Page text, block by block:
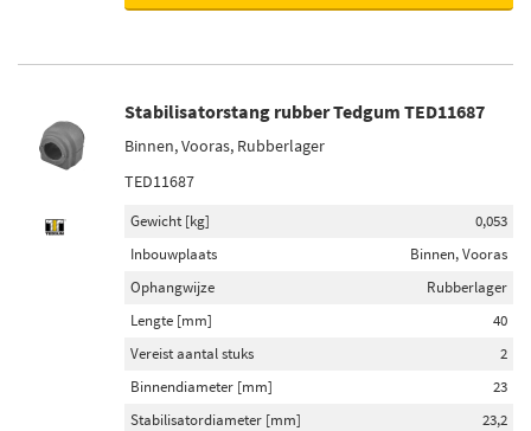
Stabilisatorstang rubber Tedgum TED11687
Binnen, Vooras, Rubberlager
TED11687
Gewicht [kg]
0,053
Inbouwplaats
Binnen, Vooras
Ophangwijze
Rubberlager
Lengte [mm]
40
Vereist aantal stuks
2
Binnendiameter [mm]
23
Stabilisatordiameter [mm]
23,2